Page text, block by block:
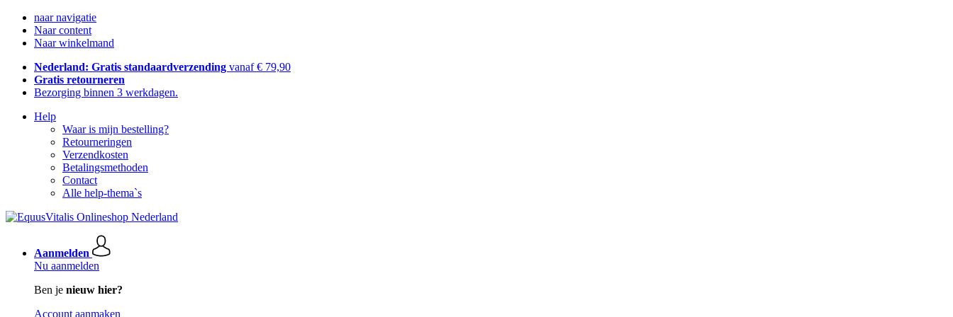
naar navigatie
Naar content
Naar winkelmand
Nederland: Gratis standaardverzending vanaf € 79,90
Gratis retourneren
Bezorging binnen 3 werkdagen.
Help
Waar is mijn bestelling?
Retourneringen
Verzendkosten
Betalingsmethoden
Contact
Alle help-thema`s
Aanmelden
Nu aanmelden
Ben je nieuw hier?
Account aanmaken